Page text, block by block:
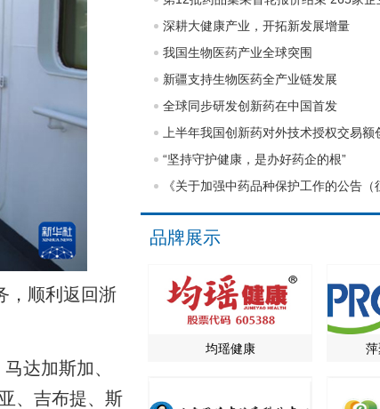
，顺利返回浙
达加斯加、
、吉布提、斯
深耕大健康产业，开拓新发展增量
我国生物医药产业全球突围
新疆支持生物医药全产业链发展
全球同步研发创新药在中国首发
上半年我国创新药对外技术授权交易额
“坚持守护健康，是办好药企的根”
品牌展示
均瑶健康